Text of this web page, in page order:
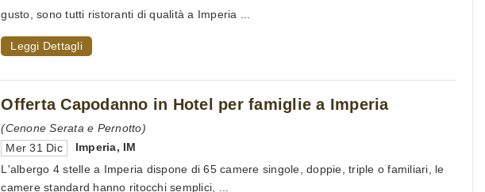
gusto, sono tutti ristoranti di qualità a Imperia ...
Leggi Dettagli
Offerta Capodanno in Hotel per famiglie a Imperia
(Cenone Serata e Pernotto)
Mer 31 Dic
Imperia, IM
L'albergo 4 stelle a Imperia dispone di 65 camere singole, doppie, triple o familiari, le
camere standard hanno ritocchi semplici, ...